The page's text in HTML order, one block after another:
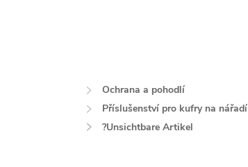
Ochrana a pohodlí
Příslušenství pro kufry na nářadí
?Unsichtbare Artikel